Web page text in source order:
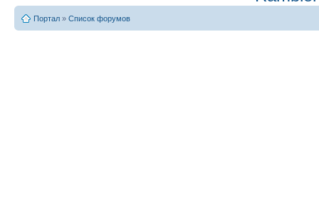
Портал » Список форумов